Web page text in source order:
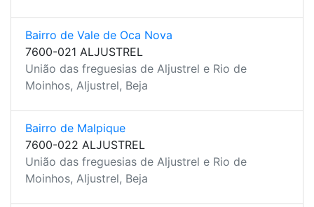
Bairro de Vale de Oca Nova
7600-021 ALJUSTREL
União das freguesias de Aljustrel e Rio de
Moinhos, Aljustrel, Beja
Bairro de Malpique
7600-022 ALJUSTREL
União das freguesias de Aljustrel e Rio de
Moinhos, Aljustrel, Beja